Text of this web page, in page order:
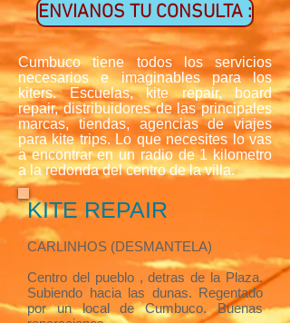
Cumbuco tiene todos los servicios
necesarios e imaginables para los
kiters. Escuelas, kite repair, board
repair, distribuidores de las principales
marcas, tiendas, agencias de viajes
para kite trips. Lo que necesites lo vas
a encontrar en un radio de 1 kilometro
a la redonda del centro de la villa.
KITE REPAIR
CARLINHOS (DESMANTELA)
Centro del pueblo , detras de la Plaza.
Subiendo hacia las dunas. Regentado
por un local de Cumbuco. Buenas
ENVIANOS TU CONSULTA :